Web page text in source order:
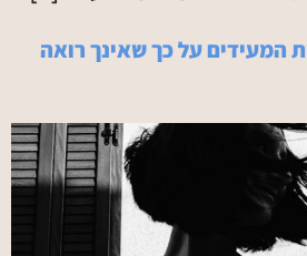
המעידים על כך שאינך רואה